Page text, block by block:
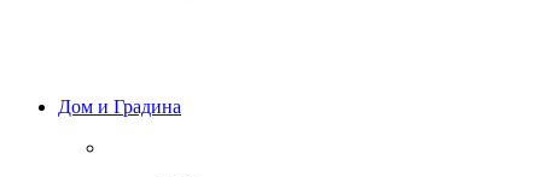
Дом и Градина